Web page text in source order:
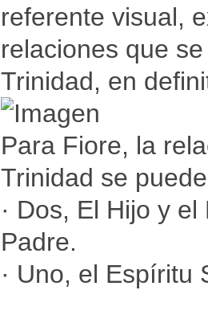
referente visual,
relaciones que
Trinidad, en
Para Fiore, la
Trinidad se
· Dos, El Hijo y
Padre.
· Uno, el Espíritu